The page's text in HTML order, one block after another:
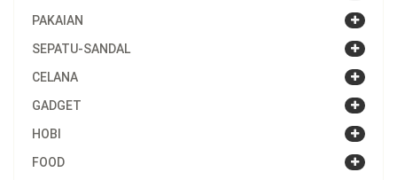
PAKAIAN
SEPATU-SANDAL
CELANA
GADGET
HOBI
FOOD